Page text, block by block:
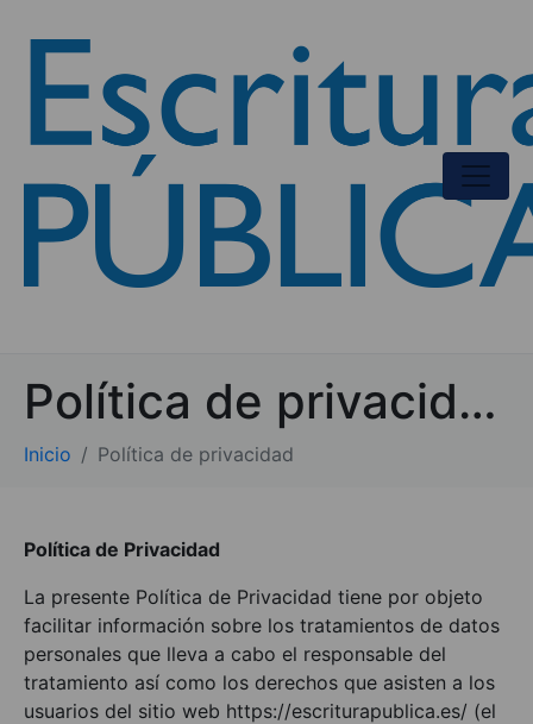
Política de privacidad
Inicio Política de privacidad
Política de Privacidad
La presente Política de Privacidad tiene por objeto
facilitar información sobre los tratamientos de datos
personales que lleva a cabo el responsable del
tratamiento así como los derechos que asisten a los
usuarios del sitio web https://escriturapublica.es/ (el